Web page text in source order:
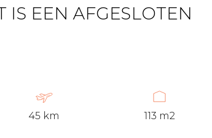
IS EEN AFGESLOTEN
45 km 113 m2